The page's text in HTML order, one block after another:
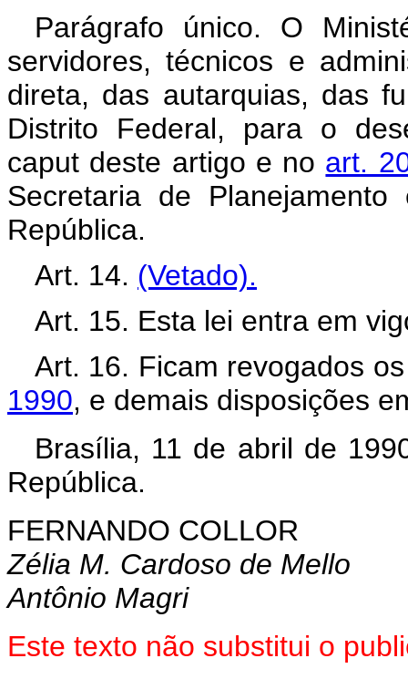
Parágrafo único. O
servidores, técnicos e
direta, das autarquias, das
Distrito Federal, para o
caput deste artigo e no art.
Secretaria de
República.
Art. 14. (Vetado).
Art. 15. Esta lei entra em
Art. 16. Ficam revogados
1990, e demais disposições
Brasília, 11 de abril de
República.
FERNANDO COLLOR
Zélia M. Cardoso de Mello
Antônio Magri
Este texto não substitui o